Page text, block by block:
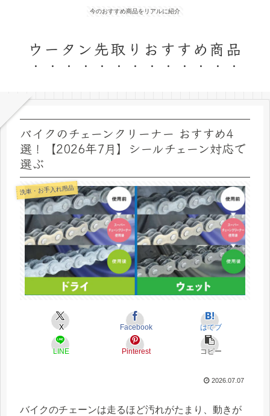
今のおすすめ商品をリアルに紹介
ウータン先取りおすすめ商品
バイクのチェーンクリーナー おすすめ4
選！【2026年7月】シールチェーン対応で
選ぶ
洗車・お手入れ用品
X Facebook はてブ
LINE Pinterest コピー
2026.07.07
バイクのチェーンは走るほど汚れがたまり、動きが